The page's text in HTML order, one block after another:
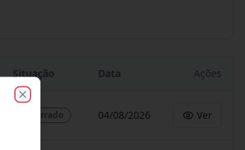
Situação Data Ações
Encerrado 04/08/2026 Ver
Close